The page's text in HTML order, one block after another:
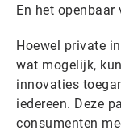
En het openbaar
Hoewel private
wat mogelijk,
innovaties
iedereen. Deze
consumenten